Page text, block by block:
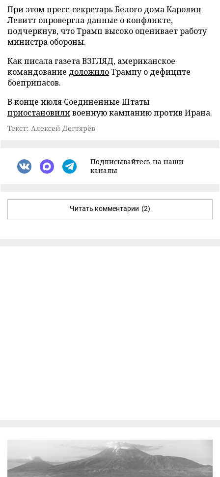
При этом пресс-секретарь Белого дома Каролин
Левитт опровергла данные о конфликте,
подчеркнув, что Трамп высоко оценивает работу
министра обороны.
Как писала газета ВЗГЛЯД, американское
командование доложилоТрампу о дефиците
боеприпасов.
В конце июля Соединенные Штаты
приостановиливоенную кампанию против Ирана.
Текст: Алексей Дегтярёв
Подписывайтесь на наши
каналы
Читать комментарии (2)